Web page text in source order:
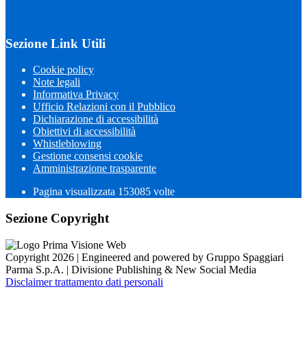
Sezione Link Utili
Cookie policy
Note legali
Informativa Privacy
Ufficio Relazioni con il Pubblico
Dichiarazione di accessibilità
Obiettivi di accessibilità
Whistleblowing
Gestione consensi cookie
Amministrazione trasparente
Pagina visualizzata 153085 volte
Sezione Copyright
Copyright 2026 | Engineered and powered by Gruppo Spaggiari
Parma S.p.A. | Divisione Publishing & New Social Media
Disclaimer trattamento dati personali